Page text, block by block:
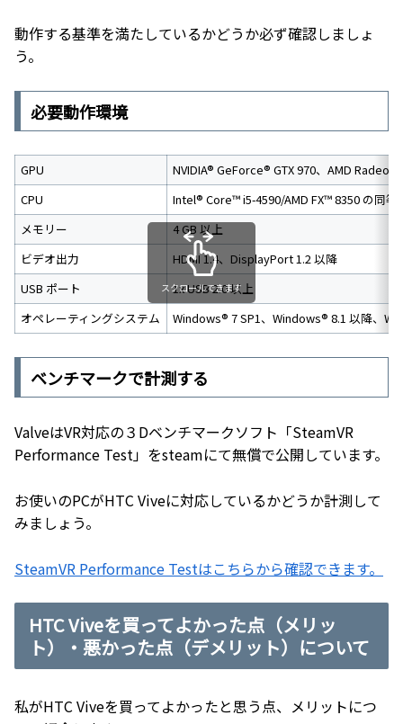
動作する基準を満たしているかどうか必ず確認しましょ
う。
必要動作環境
GPU
NVIDIA® GeForce® GTX 970、AMD
CPU
Intel® Core™ i5-4590/AMD FX™ 8350 の同等
メモリー
4 GB 以上
ビデオ出力
HDMI 1.4、DisplayPort 1.2 以降
USB ポート
1x USB 2.0 以上
オペレーティングシステム
Windows® 7 SP1、Windows® 8.1 以降、
スクロールできます
ベンチマークで計測する
ValveはVR対応の３Dベンチマークソフト「SteamVR
Performance Test」をsteamにて無償で公開しています。
お使いのPCがHTC Viveに対応しているかどうか計測して
みましょう。
SteamVR Performance Testはこちらから確認できます。
HTC Viveを買ってよかった点（メリッ
ト）・悪かった点（デメリット）について
私がHTC Viveを買ってよかったと思う点、メリットにつ